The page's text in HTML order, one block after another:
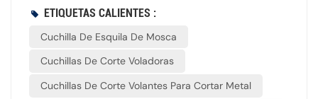
para esquilar moscas Están fabricadas con aceros para
aleados de alta calidad. Gracias a procesos avanzados
de tratamiento térmico, esta serie de cuchillas posee
que garantiza que el filo se mantenga afilado y
ETIQUETAS CALIENTES :
Cuchilla De Esquila De Mosca
Cuchillas De Corte Voladoras
Cuchillas De Corte Volantes Para Cortar Metal